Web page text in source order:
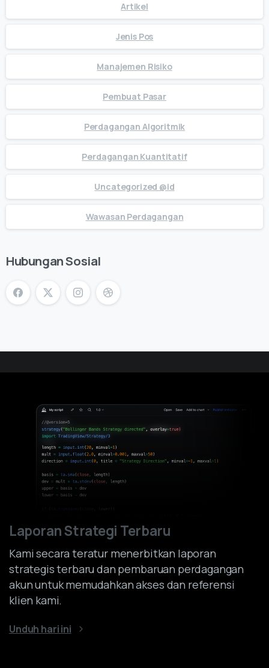
Artikel
Jenis Pos
Manajemen Risiko
Pembuat Pasar
Perdagangan Algoritmik
Perdagangan Kuantitatif
Uncategorized @id
Wawasan Perdagangan
Hubungan Sosial
Laporan Strategi Terbaru
Kami secara teratur menerbitkan laporan
strategis terbaru dan pembaruan perdagangan
akun untuk memudahkan akses dan referensi
klien kami.
Unduh hari ini